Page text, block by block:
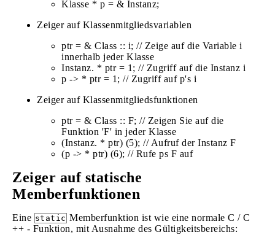
Klasse * p = & Instanz;
Zeiger auf Klassenmitgliedsvariablen
ptr = & Class :: i; // Zeige auf die Variable i
innerhalb jeder Klasse
Instanz. * ptr = 1; // Zugriff auf die Instanz i
p -> * ptr = 1; // Zugriff auf p's i
Zeiger auf Klassenmitgliedsfunktionen
ptr = & Class :: F; // Zeigen Sie auf die
Funktion 'F' in jeder Klasse
(Instanz. * ptr) (5); // Aufruf der Instanz F
(p -> * ptr) (6); // Rufe ps F auf
Zeiger auf statische
Memberfunktionen
Eine static Memberfunktion ist wie eine normale C / C
++ - Funktion, mit Ausnahme des Gültigkeitsbereichs: